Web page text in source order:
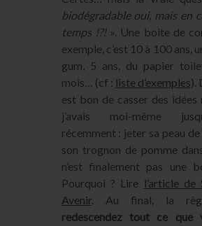
biodégradable oui, mais en
temps !?!». Une boite de
exemple, c’est 10 à 100 ans,
gum, 5 ans, du papier
mois… (cf : liste d’exemples).
est bon de casser des idées
j’avais moi-même
récemment : jeter sa peau
son trognon de pomme
n’est finalement pas une
Pourquoi ? Lire l’article de
Avenir. Au final, la
redescendez tout ce que